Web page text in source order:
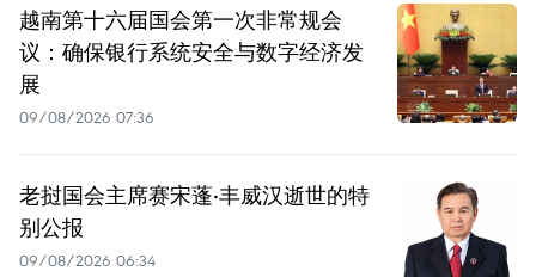
越南第十六届国会第一次非常规会
议：确保银行系统安全与数字经济发
展
09/08/2026 07:36
老挝国会主席赛宋蓬·丰威汉逝世的特
别公报
09/08/2026 06:34